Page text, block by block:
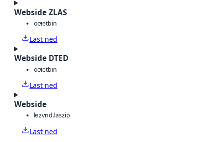
Webside ZLAS
octetbin
Last ned
Webside DTED
octetbin
Last ned
Webside
lazvnd.laszip
Last ned